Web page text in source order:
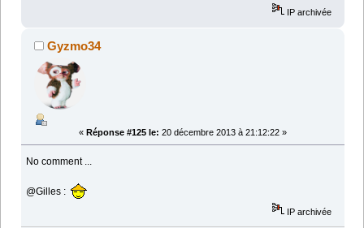
IP archivée
Gyzmo34
« Réponse #125 le: 20 décembre 2013 à 21:12:22 »
No comment ...
@Gilles :
IP archivée